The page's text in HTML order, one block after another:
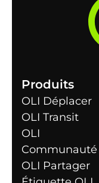
Produits
OLI Déplacer
OLI Transit
OLI
Communauté
OLI Partager